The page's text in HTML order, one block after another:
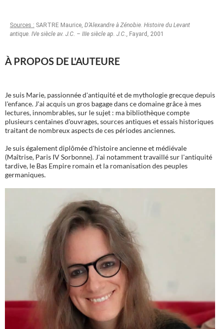
Sources : SARTRE Maurice, D’Alexandre à Zénobie. Histoire du Levant
antique. IVe siècle av. J.C. – IIIe siècle ap. J.C.
, Fayard, 2001
À PROPOS DE L'AUTEURE
Je suis Marie, passionnée d'antiquité et de mythologie grecque depuis
l'enfance. J'ai acquis un gros bagage dans ce domaine grâce à mes
lectures, innombrables, sur le sujet : ma bibliothèque compte
plusieurs centaines d'ouvrages, sources antiques et essais historiques
traitant de nombreux aspects de ces périodes anciennes.
Je suis également diplômée d'histoire ancienne et médiévale
(Maîtrise, Paris IV Sorbonne). J'ai notamment travaillé sur l'antiquité
tardive, le Bas Empire romain et la romanisation des peuples
germaniques.